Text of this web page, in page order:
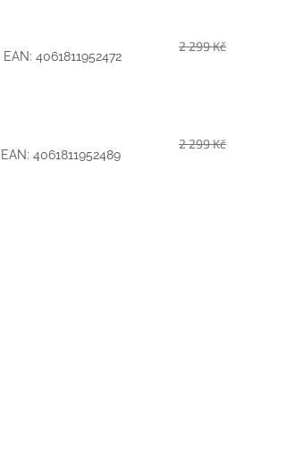
EAN: 4061811952472
2 299 Kč
EAN: 4061811952489
2 299 Kč